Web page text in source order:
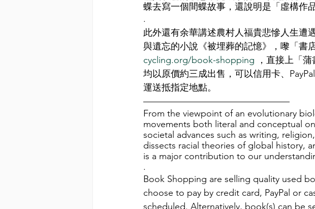
蝶去寫一個間蝶故事，還說明是「虛構作
.
此外還有余華講述農村人福貴悲慘人生遭
與遺忘的小說《被埋葬的記憶》，嚟「書
cycling.org/book-shopping ，直接上「
均以原價約三成出售，可以信用卡、
運送抵指定地點。
————————————————
From the viewpoint of an evolutionary
movements both literal and conceptual
societal advances such as writing,
dissects racial theories of global history,
is a major contribution to our
.
Book Shopping are selling quality used
choose to pay by credit card, PayPal or
scheduled. Alternatively, book(s) can be